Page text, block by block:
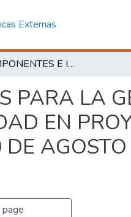
Externas
LOS COMPONENTES E INDICADORES PARA LA GESTIÓN Y EVALUACIÓN DE LA SUSTENTABILIDAD EN PROYECTOS GANADEROS EN LA PARROQUIA 10 DE AGOSTO DEL CANTÓN PASTAZA, PROVINCIA DE PASTAZA
PARA LA
EN